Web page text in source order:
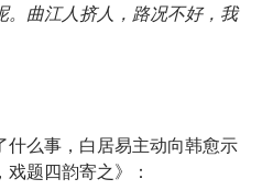
。曲江人挤人，路况不好，我
什么事，白居易主动向韩愈示
题四韵寄之》：